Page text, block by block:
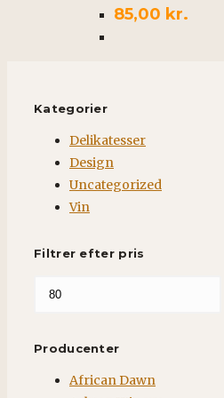
85,00 kr.
Kategorier
Delikatesser
Design
Uncategorized
Vin
Filtrer efter pris
Producenter
African Dawn